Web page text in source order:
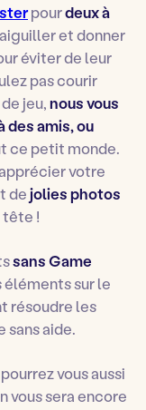
pourdeux à
et donner
éviter de leur
pas courir
jeu,nousvous
des amis, ou
ce petit monde.
votre
dejolies photos
tête !
sans Game
éléments sur le
résoudre les
sans aide.
vous aussi
vous sera encore